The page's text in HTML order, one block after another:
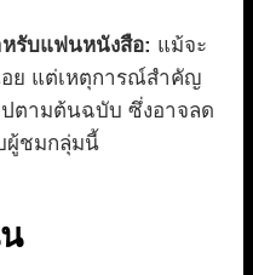
รับแฟนหนังสือ: แม้จะ
ย แต่เหตุการณ์สำคัญ
ตามต้นฉบับ ซึ่งอาจลด
ผู้ชมกลุ่มนี้